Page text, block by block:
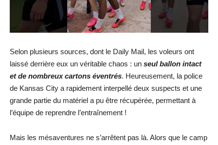
Selon plusieurs sources, dont le Daily Mail, les voleurs ont
laissé derrière eux un véritable chaos : un seul ballon intact
et de nombreux cartons éventrés. Heureusement, la police
de Kansas City a rapidement interpellé deux suspects et une
grande partie du matériel a pu être récupérée, permettant à
l’équipe de reprendre l’entraînement !
Mais les mésaventures ne s’arrêtent pas là. Alors que le camp